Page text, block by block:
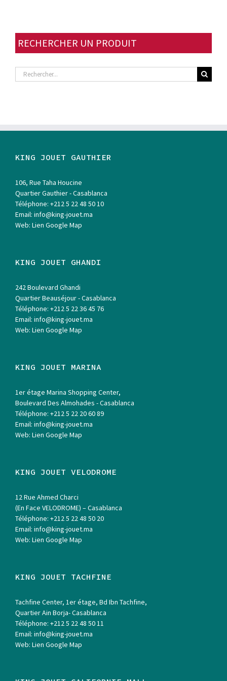
RECHERCHER UN PRODUIT
Rechercher
KING JOUET GAUTHIER
106, Rue Taha Houcine
Quartier Gauthier - Casablanca
Téléphone: +212 5 22 48 50 10
Email: info@king-jouet.ma
Web: Lien Google Map
KING JOUET GHANDI
242 Boulevard Ghandi
Quartier Beauséjour - Casablanca
Téléphone: +212 5 22 36 45 76
Email: info@king-jouet.ma
Web: Lien Google Map
KING JOUET MARINA
1er étage Marina Shopping Center,
Boulevard Des Almohades - Casablanca
Téléphone: +212 5 22 20 60 89
Email: info@king-jouet.ma
Web: Lien Google Map
KING JOUET VELODROME
12 Rue Ahmed Charci
(En Face VELODROME) – Casablanca
Téléphone: +212 5 22 48 50 20
Email: info@king-jouet.ma
Web: Lien Google Map
KING JOUET TACHFINE
Tachfine Center, 1er étage, Bd Ibn Tachfine,
Quartier Ain Borja- Casablanca
Téléphone: +212 5 22 48 50 11
Email: info@king-jouet.ma
Web: Lien Google Map